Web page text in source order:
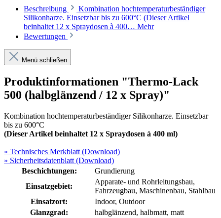
Beschreibung
Kombination hochtemperaturbeständiger
Silikonharze. Einsetzbar bis zu 600°C (Dieser Artikel
beinhaltet 12 x Spraydosen à 400… Mehr
Bewertungen
Menü schließen
Produktinformationen "Thermo-Lack
500 (halbglänzend / 12 x Spray)"
Kombination hochtemperaturbeständiger Silikonharze. Einsetzbar
bis zu 600°C
(Dieser Artikel beinhaltet 12 x Spraydosen à 400 ml)
» Technisches Merkblatt (Download)
» Sicherheitsdatenblatt (Download)
Beschichtungen:
Grundierung
Einsatzgebiet:
Apparate- und Rohrleitungsbau,
Fahrzeugbau, Maschinenbau, Stahlbau
Einsatzort:
Indoor, Outdoor
Glanzgrad:
halbglänzend, halbmatt, matt